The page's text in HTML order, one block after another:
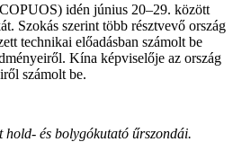
idén június 20–29. között
Szokás szerint több résztvevő ország
technikai előadásban számolt be
Kína képviselője az ország
számolt be.
hold- és bolygókutató űrszondái.